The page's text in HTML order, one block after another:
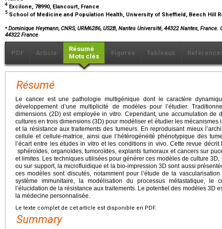
4 Excilone, 78990, Elancourt, France
5 School of Medicine and Population Health, University of Sheffield, Beech Hill
⁎Dominique Heymann, CNRS, URM6286, US2B, Nantes Université, 44322 Nantes, France.
44322 France
PDF Article
Résumé
Mots clés
Figures Tableaux
Résumé
Le cancer est une pathologie multigénique dont le caractère
développement d’une multiplicité de modèles pour l’étudier.
dimensions (2D) est employée in vitro. Cependant, une accumulation de
cultures en trois dimensions (3D) pour modéliser et étudier les mécanismes
et la résistance aux traitements des tumeurs. En reproduisant mieux
cellule et cellule-matrice, ainsi que l’hétérogénéité phénotypique des
l’écart entre les études in vitro et les conditions in vivo. Cette revue
sphéroïdes, organoïdes, tumoroïdes, explants tumoraux et cancers sur
et limites. Les techniques utilisées pour générer ces modèles de culture
ou sur support, la microfluidique et la bio-impression 3D sont aussi
ces modèles sont discutés, notamment pour l’étude de la
système immunitaire, la modélisation du processus métastatique, le
l’élucidation de la résistance aux traitements. Le potentiel des modèles 3D
la médecine personnalisée.
Le texte complet de cet article est disponible en PDF.
Summary